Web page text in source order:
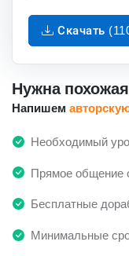
Скачать
Нужна
Напишем
Необходимый
Прямое общение
Бесплатные
Минимальные